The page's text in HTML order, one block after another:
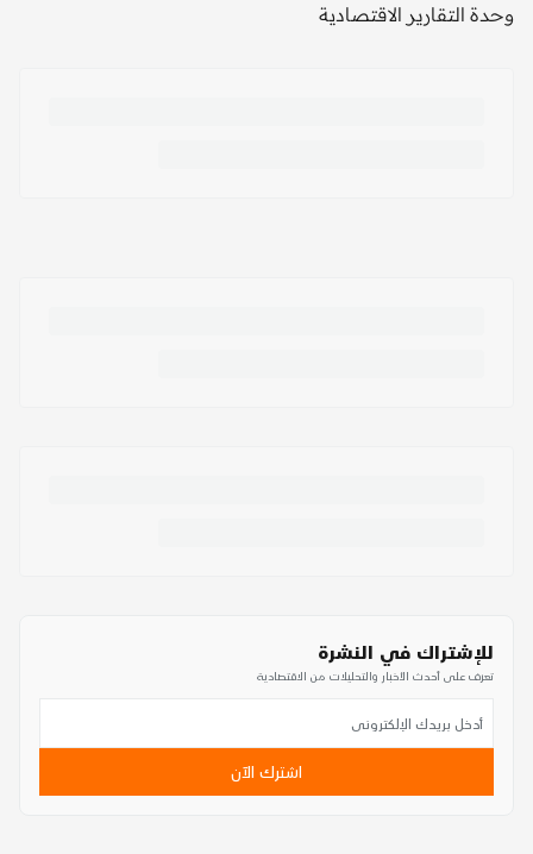
وحدة التقارير الاقتصادية
للإشتراك في النشرة
تعرف على أحدث الأخبار والتحليلات من الاقتصادية
اشترك الآن